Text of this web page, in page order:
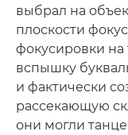
выбрал на
плоскости
фокусировки на
вспышку
и фактически
рассекающую
они могли